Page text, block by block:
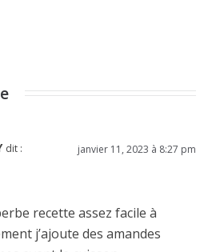
dit : janvier 11, 2023 à 8:27 pm
recette assez facile à
j’ajoute des amandes